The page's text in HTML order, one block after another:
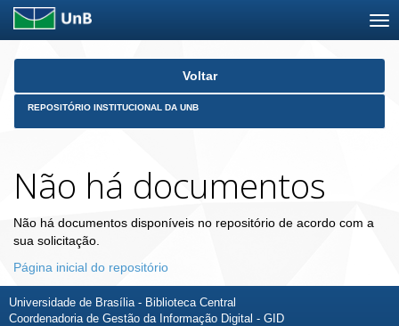
Skip
Voltar
REPOSITÓRIO INSTITUCIONAL DA UNB
Não há documentos
Não há documentos disponíveis no repositório de acordo com a
sua solicitação.
Página inicial do repositório
Universidade de Brasília - Biblioteca Central
Coordenadoria de Gestão da Informação Digital - GID